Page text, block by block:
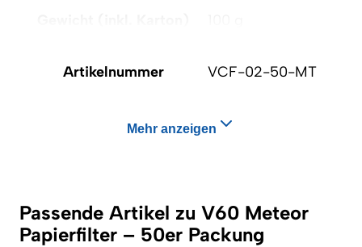
Artikelnummer VCF-02-50-MT
Mehr anzeigen
Passende Artikel zu V60 Meteor
Papierfilter – 50er Packung